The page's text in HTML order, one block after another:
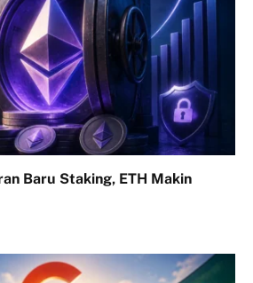
Baru Staking, ETH Makin